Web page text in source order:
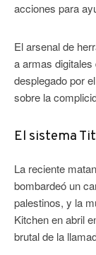
acciones para
El arsenal de
a armas
desplegado por
sobre la
El sistema
La reciente
bombardeó un
palestinos, y la
Kitchen en abril
brutal de la